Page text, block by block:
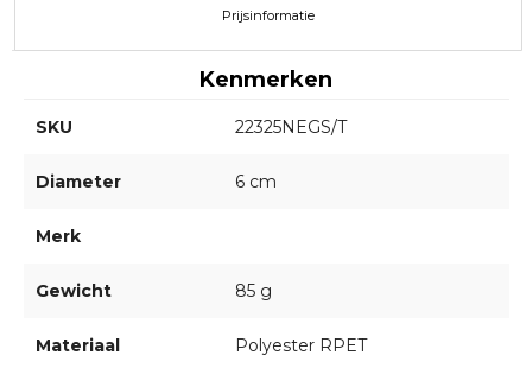
Prijsinformatie
Kenmerken
SKU 22325NEGS/T
Diameter 6 cm
Merk
Gewicht 85 g
Materiaal Polyester RPET